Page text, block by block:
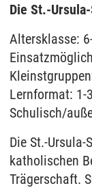
Die St.-
Altersklasse:
Lernformat: 1-
Schulisch/
Die St.-
katholischen
Trägerschaft.